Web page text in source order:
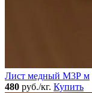
Лист медный М3Р м
480 руб./кг. Купить